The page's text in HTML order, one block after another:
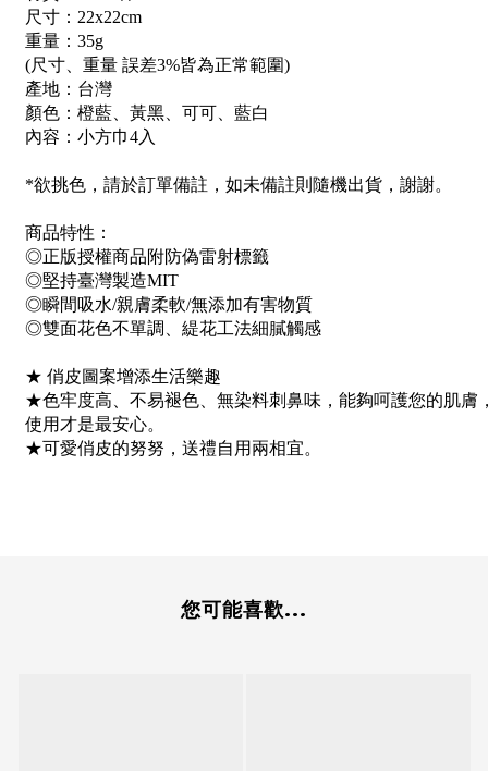
尺寸：22x22cm
重量：35g
(尺寸、重量 誤差3%皆為正常範圍)
產地：台灣
顏色：橙藍、黃黑、可可、藍白
內容：小方巾4入
*欲挑色，請於訂單備註，如未備註則隨機出貨，謝謝。
商品特性：
◎正版授權商品附防偽雷射標籤
◎堅持臺灣製造MIT
◎瞬間吸水/親膚柔軟/無添加有害物質
◎雙面花色不單調、緹花工法細膩觸感
★ 俏皮圖案增添生活樂趣
★色牢度高、不易褪色、無染料刺鼻味，能夠呵護您的肌膚
使用才是最安心。
★可愛俏皮的努努，送禮自用兩相宜。
您可能喜歡...